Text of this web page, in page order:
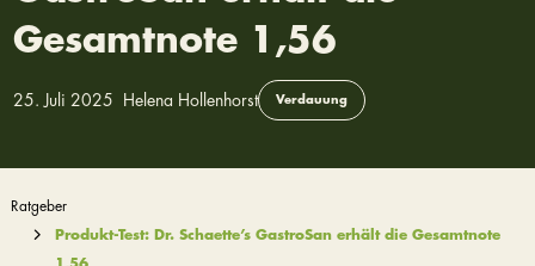
Gesamtnote 1,56
25. Juli 2025 Helena Hollenhorst Verdauung
Ratgeber
Produkt-Test: Dr. Schaette’s GastroSan erhält die Gesamtnote